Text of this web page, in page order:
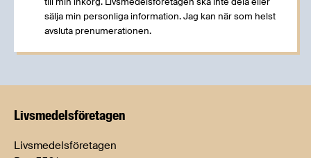
sälja min personliga information. Jag kan när som helst
avsluta prenumerationen.
Livsmedels­företagen
Livsmedelsföretagen